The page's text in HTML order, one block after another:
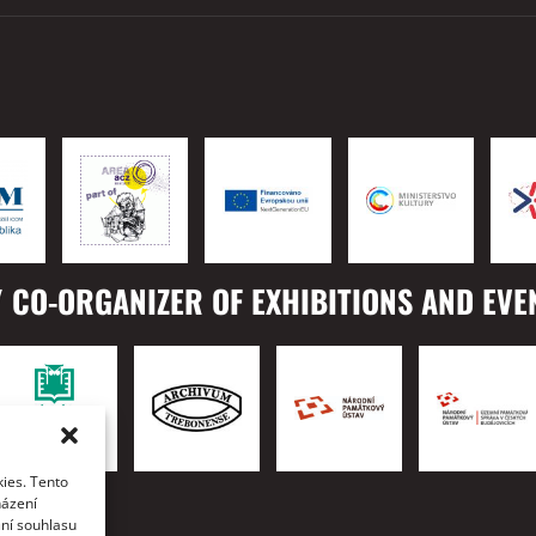
Tento
souhlasu
ORGANIZER OF EXHIBITIONS AND